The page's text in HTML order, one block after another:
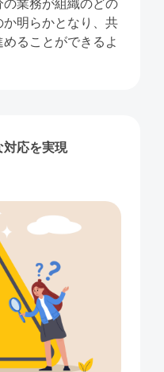
の業務が組織のどの
明らかとなり、共
ることができるよ
対応を実現